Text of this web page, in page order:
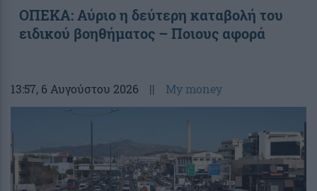
ΟΠΕΚΑ: Αύριο η δεύτερη καταβολή του
ειδικού βοηθήματος – Ποιους αφορά
13:57, 6 Αυγούστου 2026 || My money